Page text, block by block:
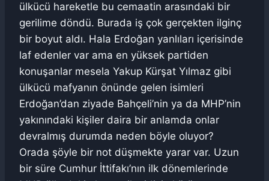
ülkücü hareketle bu cemaatin arasındaki bir
gerilime döndü. Burada iş çok gerçekten ilginç
bir boyut aldı. Hala Erdoğan yanlıları içerisinde
laf edenler var ama en yüksek partiden
konuşanlar mesela Yakup Kürşat Yılmaz gibi
ülkücü mafyanın önünde gelen isimleri
Erdoğan’dan ziyade Bahçeli’nin ya da MHP’nin
yakınındaki kişiler daira bir anlamda onlar
devralmış durumda neden böyle oluyor?
Orada şöyle bir not düşmekte yarar var. Uzun
bir süre Cumhur İttifakı’nın ilk dönemlerinde